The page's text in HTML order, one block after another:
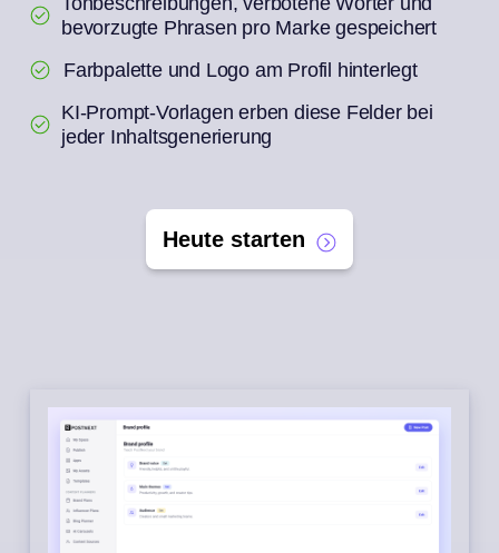
bevorzugte Phrasen pro Marke gespeichert
Farbpalette und Logo am Profil hinterlegt
KI-Prompt-Vorlagen erben diese Felder bei
jeder Inhaltsgenerierung
Heute starten